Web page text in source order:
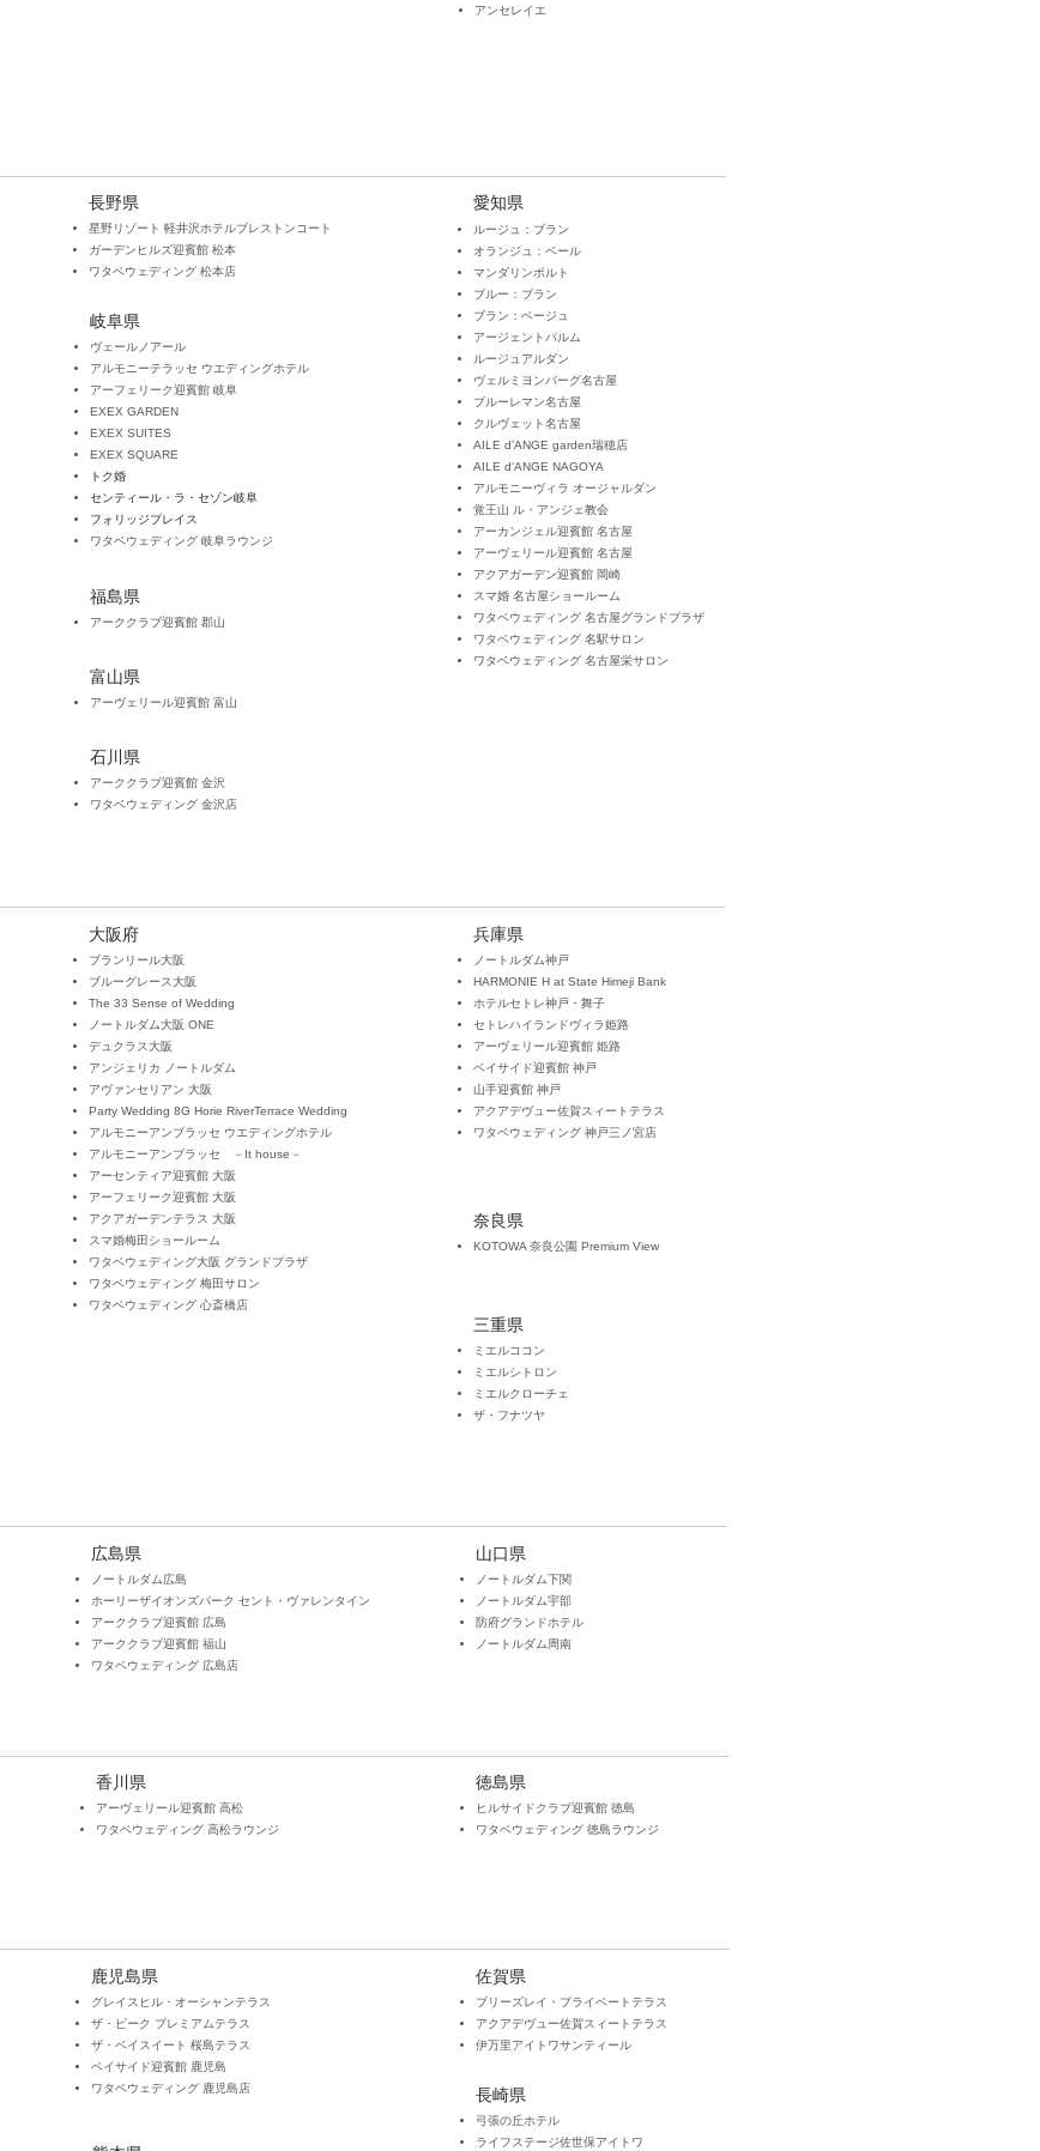
アンセレイエ
長野県
星野リゾート 軽井沢ホテルブレストンコート
ガーデンヒルズ迎賓館 松本
​ワタベウェディング 松本店
岐阜県
ヴェールノアール
アルモニーテラッセ ウエディングホテル
アーフェリーク迎賓館 岐阜
EXEX GARDEN
EXEX SUITES
EXEX SQUARE
トク婚
センティール・ラ・セゾン岐阜
フォリッジプレイス
​ワタベウェディング 岐阜ラウンジ
福島県
アーククラブ迎賓館 郡山
富山県
アーヴェリール迎賓館 富山
石川県
アーククラブ迎賓館 金沢
​ワタベウェディング 金沢店
愛知県
ルージュ：ブラン
オランジュ：ベール
マンダリンポルト
ブルー：ブラン
ブラン：ベージュ
アージェントパルム
ルージュアルダン
ヴェルミヨンバーグ名古屋
ブルーレマン名古屋
クルヴェット名古屋
AILE d’ANGE garden瑞穂店
AILE d‘ANGE NAGOYA
アルモニーヴィラ オージャルダン
覚王山 ル・アンジェ教会
アーカンジェル迎賓館 名古屋
アーヴェリール迎賓館 名古屋
アクアガーデン迎賓館 岡崎
スマ婚 名古屋ショールーム
ワタベウェディング 名古屋グランドプラザ
​ワタベウェディング 名駅サロン
​ワタベウェディング 名古屋栄サロン
大阪府
ブランリール大阪
ブルーグレース大阪
The 33 Sense of Wedding
ノートルダム大阪 ONE
デュクラス大阪
アンジェリカ ノートルダム
アヴァンセリアン 大阪
Party Wedding 8G Horie RiverTerrace Wedding
アルモニーアンブラッセ ウエディングホテル
アルモニーアンブラッセ －It house－
アーセンティア迎賓館 大阪
アーフェリーク迎賓館 大阪
アクアガーデンテラス 大阪
スマ婚梅田ショールーム
ワタベウェディング大阪 グランドプラザ
​ワタベウェディング 梅田サロン
​ワタベウェディング 心斎橋店
兵庫県
ノートルダム神戸
HARMONIE H at State Himeji Bank
ホテルセトレ神戸・舞子
セトレハイランドヴィラ姫路
アーヴェリール迎賓館 姫路
ベイサイド迎賓館 神戸
山手迎賓館 神戸
アクアデヴュー佐賀スィートテラス
​ワタベウェディング 神戸三ノ宮店
奈良県
KOTOWA 奈良公園 Premium View
三重県
ミエルココン
ミエルシトロン
ミエルクローチェ
​ザ・フナツヤ
広島県
ノートルダム広島
ホーリーザイオンズパーク セント・ヴァレンタイン
アーククラブ迎賓館 広島
アーククラブ迎賓館 福山
​ワタベウェディング 広島店
山口県
ノートルダム下関
ノートルダム宇部
防府グランドホテル
ノートルダム周南
香川県
アーヴェリール迎賓館 高松
​ワタベウェディング 高松ラウンジ
徳島県
ヒルサイドクラブ迎賓館 徳島
​ワタベウェディング 徳島ラウンジ
鹿児島県
グレイスヒル・オーシャンテラス
ザ・ピーク プレミアムテラス
ザ・ベイスイート 桜島テラス
ベイサイド迎賓館 鹿児島
​ワタベウェディング 鹿児島店
佐賀県
ブリーズレイ・プライベートテラス
アクアデヴュー佐賀スィートテラス
伊万里アイトワサンティール
長崎県
弓張の丘ホテル
ライフステージ佐世保アイトワ